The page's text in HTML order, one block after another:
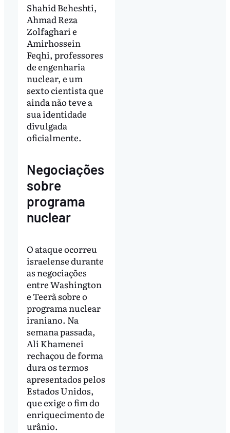
Shahid Beheshti,
Ahmad Reza
Zolfaghari e
Amirhossein
Feqhi, professores
de engenharia
nuclear, e um
sexto cientista que
ainda não teve a
sua identidade
divulgada
oficialmente.
Negociações
sobre
programa
nuclear
O ataque ocorreu
israelense durante
as negociações
entre Washington
e Teerã sobre o
programa nuclear
iraniano. Na
semana passada,
Ali Khamenei
rechaçou de forma
dura os termos
apresentados pelos
Estados Unidos,
que exige o fim do
enriquecimento de
urânio.